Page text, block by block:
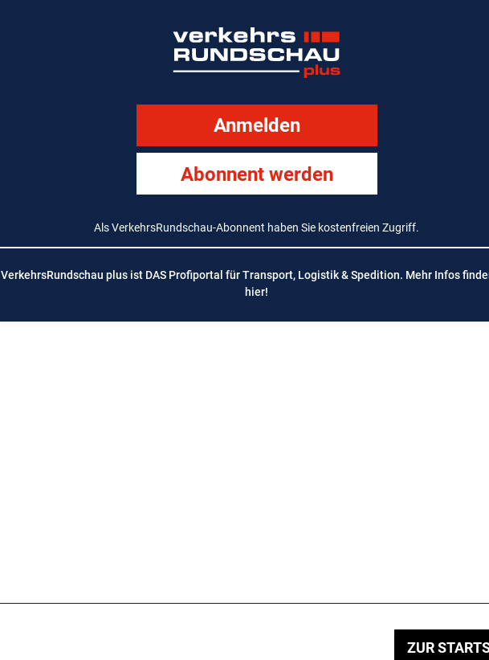
Anmelden
Abonnent werden
Als VerkehrsRundschau-Abonnent haben Sie kostenfreien Zugriff.
VerkehrsRundschau plus ist DAS Profiportal für Transport, Logistik & Spedition. Mehr Infos
hier!
ZUR